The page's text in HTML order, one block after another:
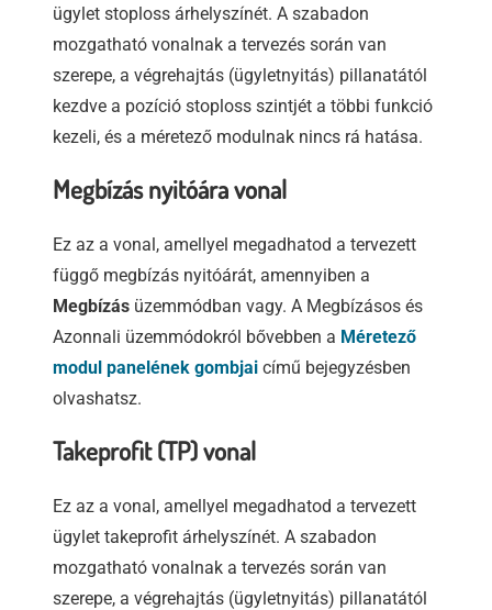
ügylet stoploss árhelyszínét. A szabadon
mozgatható vonalnak a tervezés során van
szerepe, a végrehajtás (ügyletnyitás) pillanatától
kezdve a pozíció stoploss szintjét a többi funkció
kezeli, és a méretező modulnak nincs rá hatása.
Megbízás nyitóára vonal
Ez az a vonal, amellyel megadhatod a tervezett
függő megbízás nyitóárát, amennyiben a
Megbízás üzemmódban vagy. A Megbízásos és
Azonnali üzemmódokról bővebben a Méretező
modul panelének gombjai című bejegyzésben
olvashatsz.
Takeprofit (TP) vonal
Ez az a vonal, amellyel megadhatod a tervezett
ügylet takeprofit árhelyszínét. A szabadon
mozgatható vonalnak a tervezés során van
szerepe, a végrehajtás (ügyletnyitás) pillanatától